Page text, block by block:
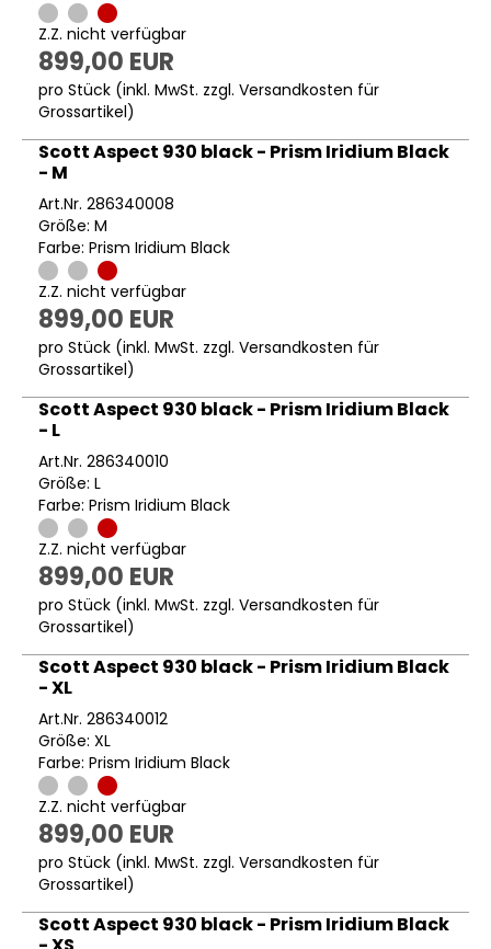
Z.Z. nicht verfügbar
899,00 EUR
pro Stück (inkl. MwSt. zzgl. Versandkosten für
Grossartikel)
Scott Aspect 930 black - Prism Iridium Black
- M
Art.Nr. 286340008
Größe: M
Farbe: Prism Iridium Black
Z.Z. nicht verfügbar
899,00 EUR
pro Stück (inkl. MwSt. zzgl. Versandkosten für
Grossartikel)
Scott Aspect 930 black - Prism Iridium Black
- L
Art.Nr. 286340010
Größe: L
Farbe: Prism Iridium Black
Z.Z. nicht verfügbar
899,00 EUR
pro Stück (inkl. MwSt. zzgl. Versandkosten für
Grossartikel)
Scott Aspect 930 black - Prism Iridium Black
- XL
Art.Nr. 286340012
Größe: XL
Farbe: Prism Iridium Black
Z.Z. nicht verfügbar
899,00 EUR
pro Stück (inkl. MwSt. zzgl. Versandkosten für
Grossartikel)
Scott Aspect 930 black - Prism Iridium Black